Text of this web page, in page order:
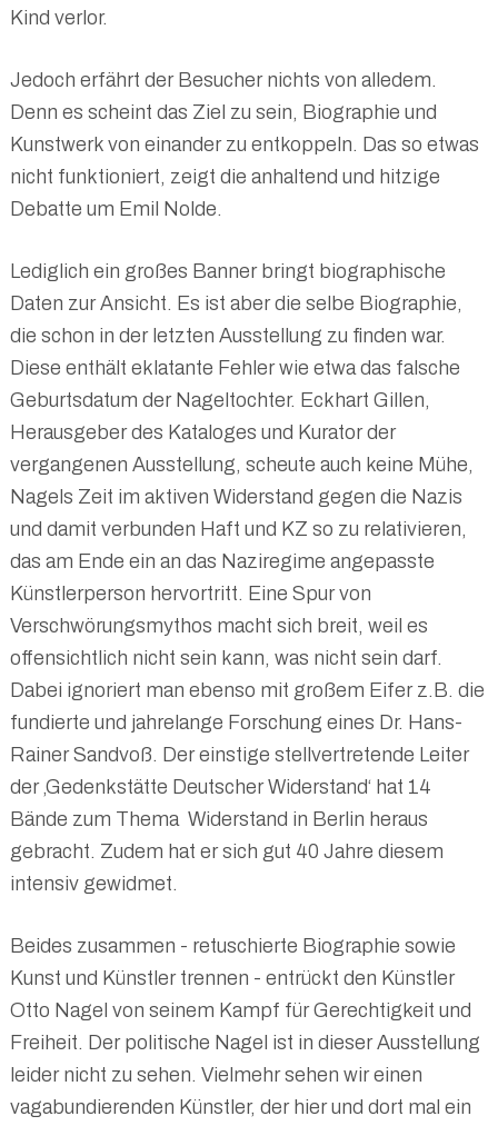
Kind verlor.
Jedoch erfährt der Besucher nichts von alledem.
Denn es scheint das Ziel zu sein, Biographie und
Kunstwerk von einander zu entkoppeln. Das so etwas
nicht funktioniert, zeigt die anhaltend und hitzige
Debatte um Emil Nolde.
Lediglich ein großes Banner bringt biographische
Daten zur Ansicht. Es ist aber die selbe Biographie,
die schon in der letzten Ausstellung zu finden war.
Diese enthält eklatante Fehler wie etwa das falsche
Geburtsdatum der Nageltochter. Eckhart Gillen,
Herausgeber des Kataloges und Kurator der
vergangenen Ausstellung, scheute auch keine Mühe,
Nagels Zeit im aktiven Widerstand gegen die Nazis
und damit verbunden Haft und KZ so zu relativieren,
das am Ende ein an das Naziregime angepasste
Künstlerperson hervortritt. Eine Spur von
Verschwörungsmythos macht sich breit, weil es
offensichtlich nicht sein kann, was nicht sein darf.
Dabei ignoriert man ebenso mit großem Eifer z.B. die
fundierte und jahrelange Forschung eines Dr. Hans-
Rainer Sandvoß. Der einstige stellvertretende Leiter
der ‚Gedenkstätte Deutscher Widerstand‘ hat 14
Bände zum Thema Widerstand in Berlin heraus
gebracht. Zudem hat er sich gut 40 Jahre diesem
intensiv gewidmet.
Beides zusammen - retuschierte Biographie sowie
Kunst und Künstler trennen - entrückt den Künstler
Otto Nagel von seinem Kampf für Gerechtigkeit und
Freiheit. Der politische Nagel ist in dieser Ausstellung
leider nicht zu sehen. Vielmehr sehen wir einen
vagabundierenden Künstler, der hier und dort mal ein